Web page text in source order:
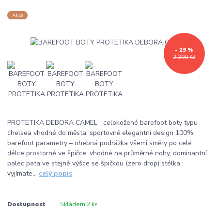
Akce
2 390 Kč
- 29 %
PROTETIKA DEBORA CAMEL celokožené barefoot boty typu
chelsea vhodné do města, sportovně elegantní design 100%
barefoot parametry – ohebná podrážka všemi směry po celé
délce prostorné ve špičce, vhodné na průměrné nohy, dominantní
palec pata ve stejné výšce se špičkou (zero drop) stélka :
vyjímate... celý popis
Dostupnost Skladem 2 ks